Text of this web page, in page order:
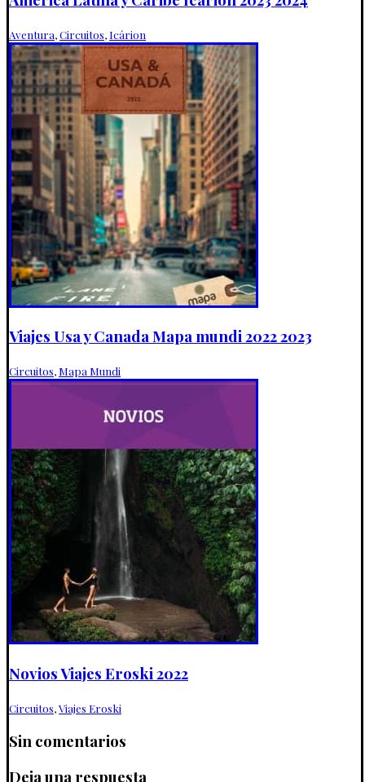
Aventura,Circuitos, Icárion
Viajes Usa y Canada Mapa mundi 2022 2023
Circuitos, Mapa Mundi
Novios Viajes Eroski 2022
Circuitos,Viajes Eroski
Sin comentarios
Deja una respuesta